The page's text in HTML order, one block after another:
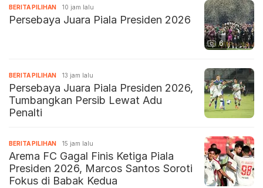
6
BERITA PILIHAN 10 jam lalu
Persebaya Juara Piala Presiden 2026
BERITA PILIHAN 13 jam lalu
Persebaya Juara Piala Presiden 2026,
Tumbangkan Persib Lewat Adu
Penalti
BERITA PILIHAN 15 jam lalu
Arema FC Gagal Finis Ketiga Piala
Presiden 2026, Marcos Santos Soroti
Fokus di Babak Kedua